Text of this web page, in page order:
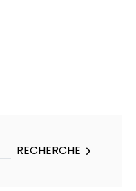
RECHERCHE